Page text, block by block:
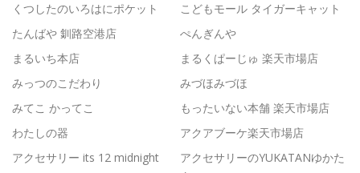
くつしたのいろはにポケット
こどもモール タイガーキャット
たんばや 釧路空港店
ぺんぎんや
まるいち本店
まるくぱーじゅ 楽天市場店
みっつのこだわり
みづほみづほ
みてこ かってこ
もったいない本舗 楽天市場店
わたしの器
アクアブーケ楽天市場店
アクセサリー its 12 midnight
アクセサリーのYUKATANゆかた